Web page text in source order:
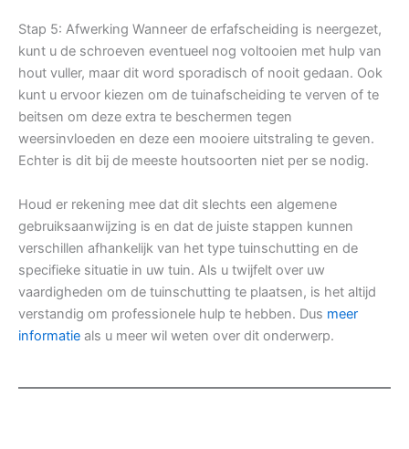
Stap 5: Afwerking Wanneer de erfafscheiding is neergezet,
kunt u de schroeven eventueel nog voltooien met hulp van
hout vuller, maar dit word sporadisch of nooit gedaan. Ook
kunt u ervoor kiezen om de tuinafscheiding te verven of te
beitsen om deze extra te beschermen tegen
weersinvloeden en deze een mooiere uitstraling te geven.
Echter is dit bij de meeste houtsoorten niet per se nodig.
Houd er rekening mee dat dit slechts een algemene
gebruiksaanwijzing is en dat de juiste stappen kunnen
verschillen afhankelijk van het type tuinschutting en de
specifieke situatie in uw tuin. Als u twijfelt over uw
vaardigheden om de tuinschutting te plaatsen, is het altijd
verstandig om professionele hulp te hebben. Dus meer
informatie als u meer wil weten over dit onderwerp.